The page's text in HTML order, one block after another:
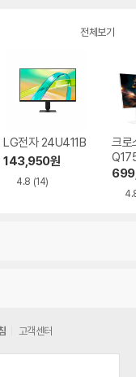
전체보기
LG전자 24U411B
143,950원
4.8 (14)
크로
Ai
고객센터